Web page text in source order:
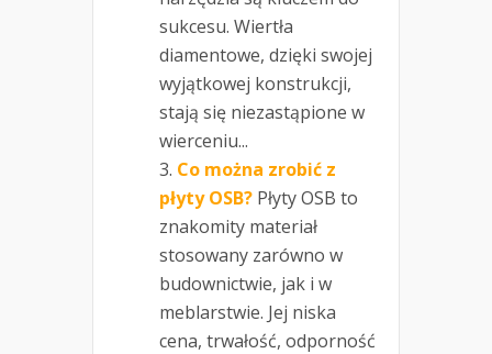
sukcesu. Wiertła
diamentowe, dzięki swojej
wyjątkowej konstrukcji,
stają się niezastąpione w
wierceniu...
Co można zrobić z
płyty OSB? Płyty OSB to
znakomity materiał
stosowany zarówno w
budownictwie, jak i w
meblarstwie. Jej niska
cena, trwałość, odporność